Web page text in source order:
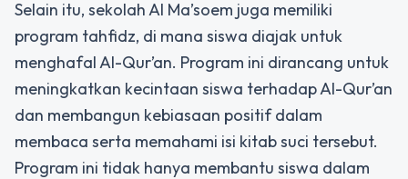
Selain itu, sekolah Al Ma’soem juga memiliki
program tahfidz, di mana siswa diajak untuk
menghafal Al-Qur’an. Program ini dirancang untuk
meningkatkan kecintaan siswa terhadap Al-Qur’an
dan membangun kebiasaan positif dalam
membaca serta memahami isi kitab suci tersebut.
Program ini tidak hanya membantu siswa dalam